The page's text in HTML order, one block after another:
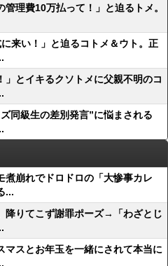
理費10万払って！」と迫るトメ。
来い！」と迫るコトメ＆ウト。正
」とイキるクソトメに父親不明のコ
同級生の差別発言”に悩まされる
煮崩れでドロドロの「大惨事カレ
...
降りてこず謝罪ポーズ→「わざとじ
マスとお年玉を一緒にされて本当に